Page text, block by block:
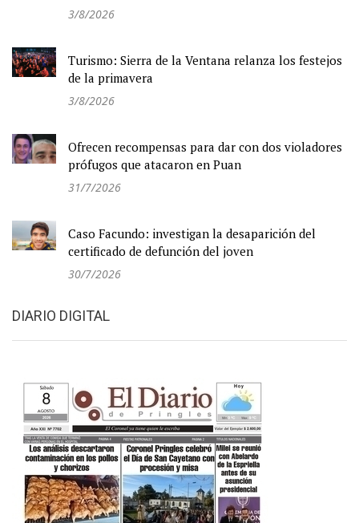
3/8/2026
Turismo: Sierra de la Ventana relanza los festejos
de la primavera
3/8/2026
Ofrecen recompensas para dar con dos violadores
prófugos que atacaron en Puan
31/7/2026
Caso Facundo: investigan la desaparición del
certificado de defunción del joven
30/7/2026
DIARIO DIGITAL